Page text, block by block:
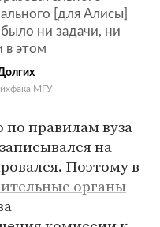
[для Алисы]
ни задачи, ни
в этом
МГУ
по правилам вуза
на
Поэтому в
органы